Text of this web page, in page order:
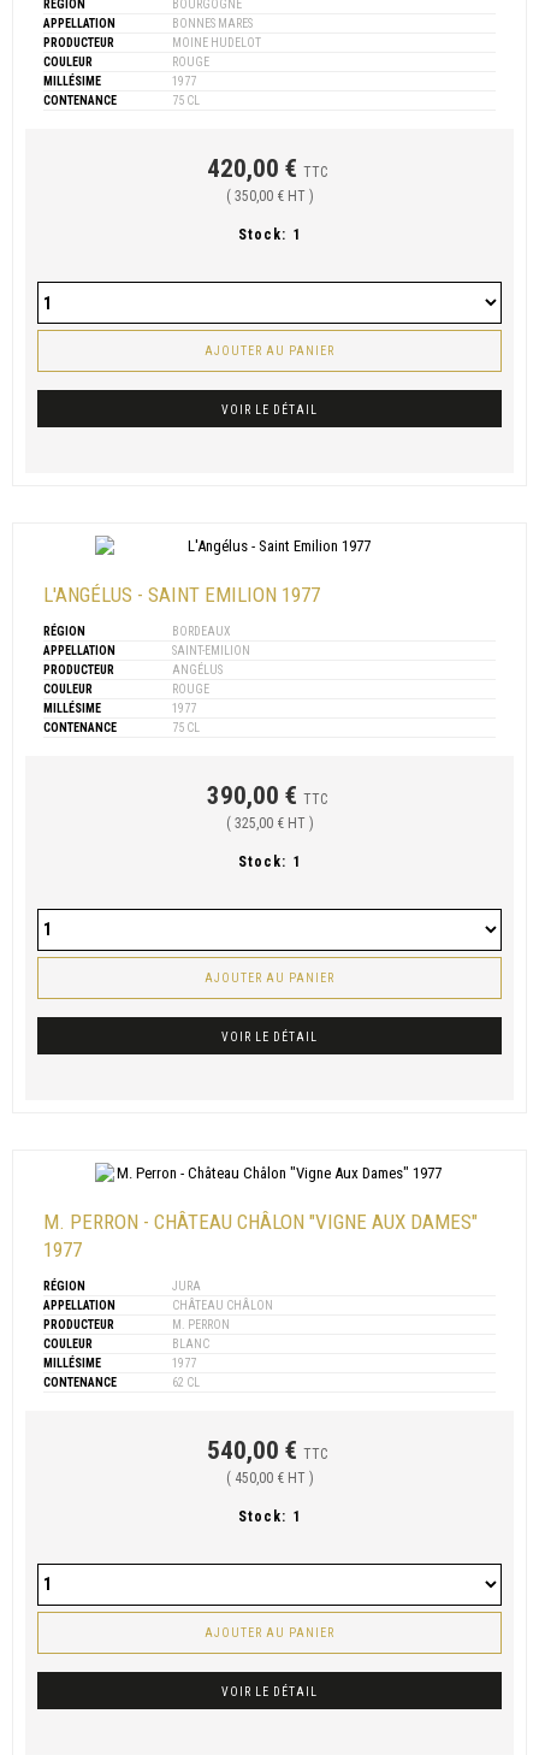
RÉGION
BOURGOGNE
APPELLATION
BONNES MARES
PRODUCTEUR
MOINE HUDELOT
COULEUR
ROUGE
MILLÉSIME
1977
CONTENANCE
75 CL
420,00 € TTC
( 350,00 € HT )
Stock: 1
AJOUTER AU PANIER
VOIR LE DÉTAIL
L'ANGÉLUS - SAINT EMILION 1977
RÉGION
BORDEAUX
APPELLATION
SAINT-EMILION
PRODUCTEUR
ANGÉLUS
COULEUR
ROUGE
MILLÉSIME
1977
CONTENANCE
75 CL
390,00 € TTC
( 325,00 € HT )
Stock: 1
AJOUTER AU PANIER
VOIR LE DÉTAIL
M. PERRON - CHÂTEAU CHÂLON "VIGNE AUX DAMES"
1977
RÉGION
JURA
APPELLATION
CHÂTEAU CHÂLON
PRODUCTEUR
M. PERRON
COULEUR
BLANC
MILLÉSIME
1977
CONTENANCE
62 CL
540,00 € TTC
( 450,00 € HT )
Stock: 1
AJOUTER AU PANIER
VOIR LE DÉTAIL